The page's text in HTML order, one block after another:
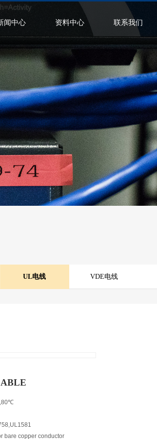
闻中心 资料中心 联系我们
UL电线 VDE电线
,80℃
bare copper conductor